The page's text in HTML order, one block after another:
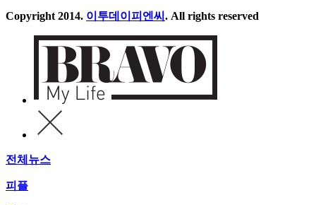
Copyright 2014. 이투데이피엔씨 . All rights reserved
전체뉴스
피플